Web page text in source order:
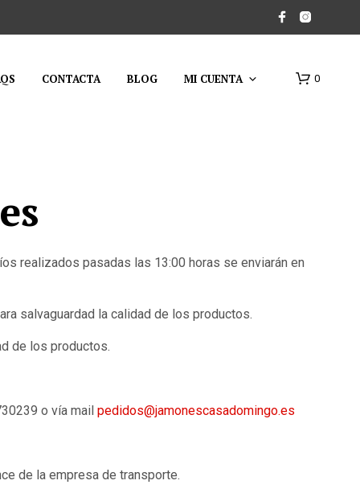
CONTACTA BLOG MI CUENTA 0
realizados pasadas las 13:00 horas se enviarán en
salvaguardad la calidad de los productos.
de los productos.
o vía mail pedidos@jamonescasadomingo.es
de la empresa de transporte.